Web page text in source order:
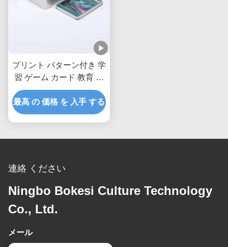
プリント パターン付き 学
習 ゲーム カード 教育 パ
ズル
最高 の 価格 を 入手 する
連絡 ください
Ningbo Bokesi Culture Technology
Co., Ltd.
メール